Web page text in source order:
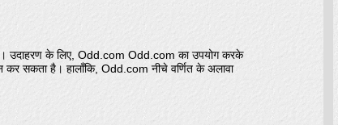
उदाहरण के लिए, Odd.com Odd.com का उपयोग करके
कर सकता है। हालाँकि, Odd.com नीचे वर्णित के अलावा